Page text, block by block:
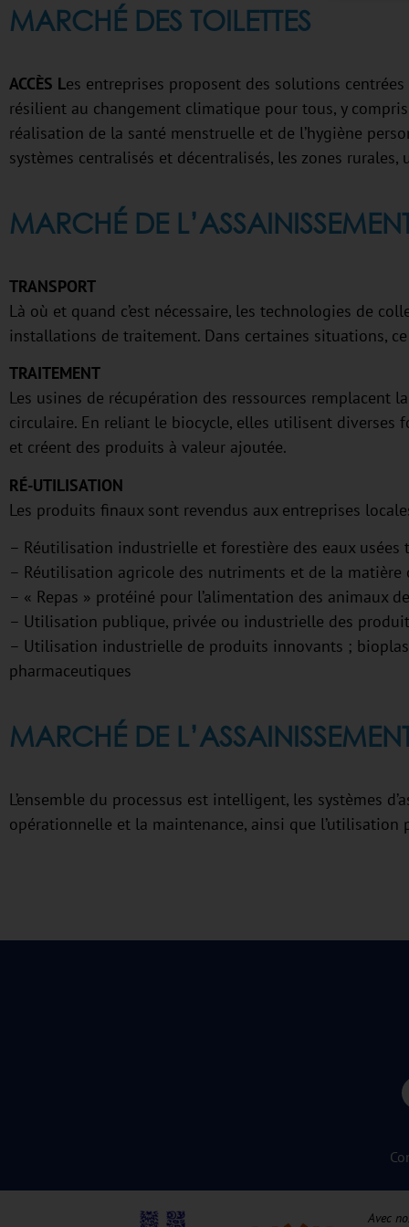
MARCHÉ DES TOILETTES
ACCÈS Les entreprises proposent des solutions
résilient au changement climatique pour tous, y
réalisation de la santé menstruelle et de l’hygiène
systèmes centralisés et décentralisés, les zones
MARCHÉ DE
TRANSPORT
Là où et quand c’est nécessaire, les technologies de
installations de traitement. Dans certaines situations,
TRAITEMENT
Les usines de récupération des ressources remplacent
circulaire. En reliant le biocycle, elles utilisent diverses
et créent des produits à valeur ajoutée.
RÉ-UTILISATION
Les produits finaux sont revendus aux entreprises
– Réutilisation industrielle et forestière des eaux usées
– Réutilisation agricole des nutriments et de la
– « Repas » protéiné pour l’alimentation des animaux
– Utilisation publique, privée ou industrielle des
– Utilisation industrielle de produits innovants ;
pharmaceutiques
MARCHÉ DE
L’ensemble du processus est intelligent, les systèmes
opérationnelle et la maintenance, ainsi que
Avec